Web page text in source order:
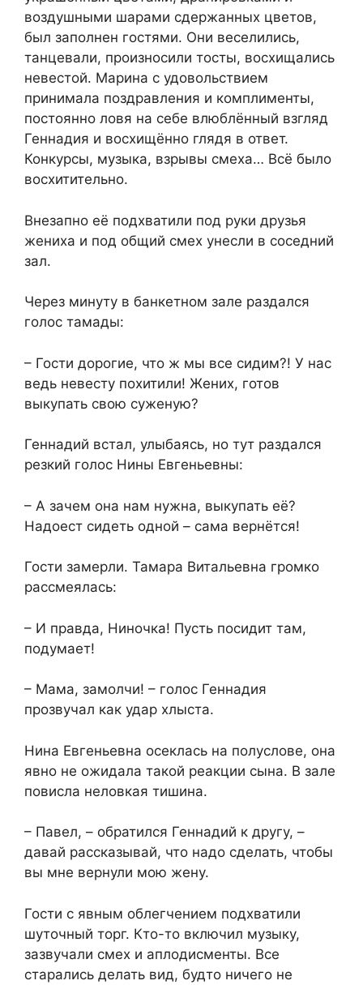
воздушными шарами сдержанных цветов,
был заполнен гостями. Они веселились,
танцевали, произносили тосты, восхищались
невестой. Марина с удовольствием
принимала поздравления и комплименты,
постоянно ловя на себе влюблённый взгляд
Геннадия и восхищённо глядя в ответ.
Конкурсы, музыка, взрывы смеха… Всё было
восхитительно.
Внезапно её подхватили под руки друзья
жениха и под общий смех унесли в соседний
зал.
Через минуту в банкетном зале раздался
голос тамады:
– Гости дорогие, что ж мы все сидим?! У нас
ведь невесту похитили! Жених, готов
выкупать свою суженую?
Геннадий встал, улыбаясь, но тут раздался
резкий голос Нины Евгеньевны:
– А зачем она нам нужна, выкупать её?
Надоест сидеть одной – сама вернётся!
Гости замерли. Тамара Витальевна громко
рассмеялась:
– И правда, Ниночка! Пусть посидит там,
подумает!
– Мама, замолчи! – голос Геннадия
прозвучал как удар хлыста.
Нина Евгеньевна осеклась на полуслове, она
явно не ожидала такой реакции сына. В зале
повисла неловкая тишина.
– Павел, – обратился Геннадий к другу, –
давай рассказывай, что надо сделать, чтобы
вы мне вернули мою жену.
Гости с явным облегчением подхватили
шуточный торг. Кто-то включил музыку,
зазвучали смех и аплодисменты. Все
старались делать вид, будто ничего не